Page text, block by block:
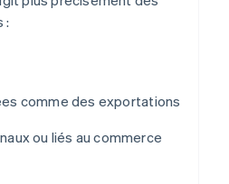
:
comme des exportations
ou liés au commerce